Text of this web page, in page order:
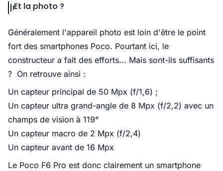
Et la photo ?
Généralement l'appareil photo est loin d'être le point
fort des smartphones Poco. Pourtant ici, le
constructeur a fait des efforts... Mais sont-ils suffisants
? On retrouve ainsi :
Un capteur principal de 50 Mpx (f/1,6) ;
Un capteur ultra grand-angle de 8 Mpx (f/2,2) avec un
champs de vision à 119°
Un capteur macro de 2 Mpx (f/2,4)
Un capteur avant de 16 Mpx
Le Poco F6 Pro est donc clairement un smartphone